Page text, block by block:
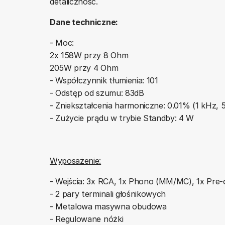
Dane techniczne:
- Moc:
2x 158W przy 8 Ohm
205W przy 4 Ohm
- Współczynnik tłumienia: 101
- Odstęp od szumu: 83dB
- Zniekształcenia harmoniczne: 0.01% (1 kHz,
- Zużycie prądu w trybie Standby: 4 W
Wyposażenie:
- Wejścia: 3x RCA, 1x Phono (MM/MC), 1x
- 2 pary terminali głośnikowych
- Metalowa masywna obudowa
- Regulowane nóżki